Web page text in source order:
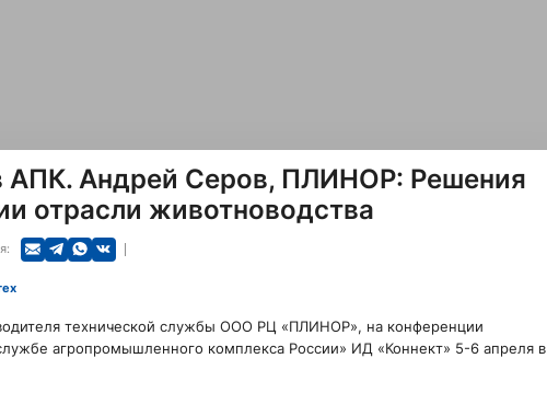
АПК. Андрей Серов, ПЛИНОР: Решения
отрасли животноводства
технической службы ООО РЦ «ПЛИНОР», на конференции
агропромышленного комплекса России» ИД «Коннект» 5-6 апреля в